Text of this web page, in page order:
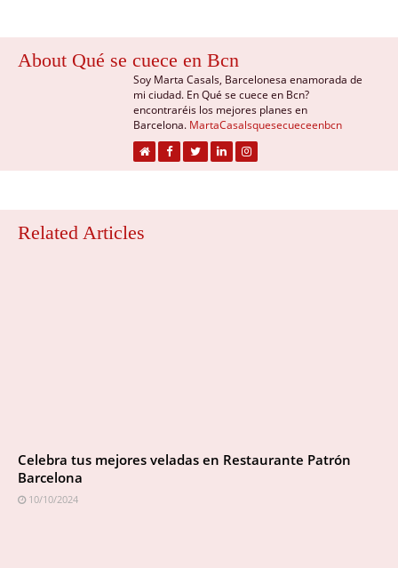
About Qué se cuece en Bcn
Soy Marta Casals, Barcelonesa enamorada de
mi ciudad. En Qué se cuece en Bcn?
encontraréis los mejores planes en
Barcelona. MartaCasalsquesecueceenbcn
Related Articles
Celebra tus mejores veladas en Restaurante Patrón
Barcelona
10/10/2024